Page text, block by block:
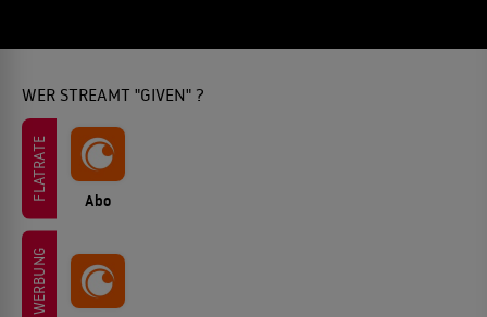
WER STREAMT "GIVEN" ?
FLATRATE Abo
WERBUNG